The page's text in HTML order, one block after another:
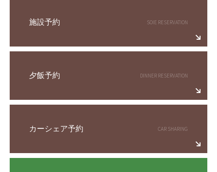
施設予約
夕飯予約
カーシェア予約